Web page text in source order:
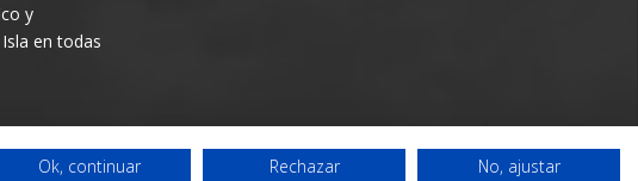
y
en todas
Ok, continuar Rechazar No, ajustar